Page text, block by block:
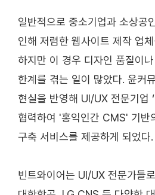
일반적으로 중소기업과 소상공
인해 저렴한 웹사이트 제작 업
하지만 이 경우 디자인 품질이
한계를 겪는 일이 많았다. 윤커
현실을 반영해 UI/UX 전문기업
협력하여 '홍익인간 CMS' 기반
구축 서비스를 제공하게 되었다.
빈트와이어는 UI/UX 전문가들